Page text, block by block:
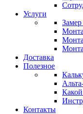
Услуги
Замер
Доставка
Полезное
Контакты